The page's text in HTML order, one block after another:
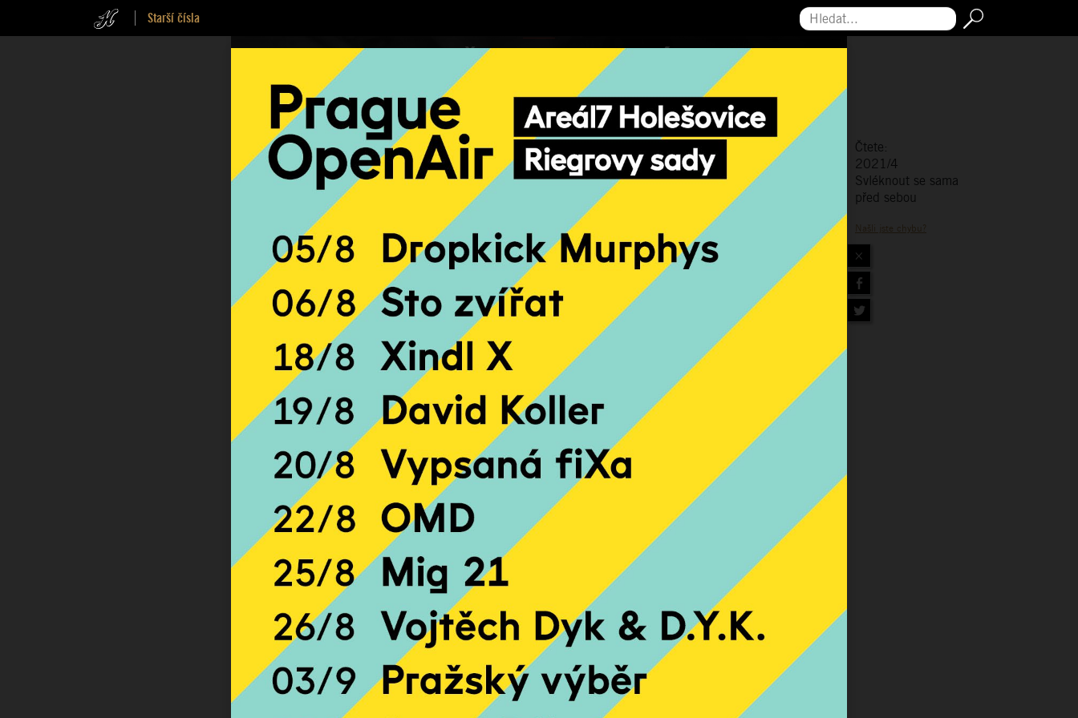
Starší čísla
Hledat...
Čtete:
2021/4
Svléknout se sama
před sebou
Našli jste chybu?
×